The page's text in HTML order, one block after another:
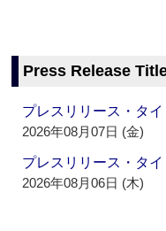
Press Release
プレスリリース・タ
2026年08月07日 (金)
プレスリリース・タ
2026年08月06日 (木)